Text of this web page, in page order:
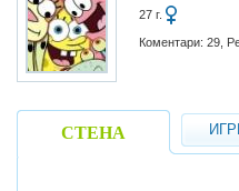
27 г.
Коментари: 29,
СТЕНА